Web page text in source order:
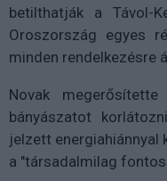
betilthatják a Távol-
Oroszország egyes
minden rendelkezésre
Novak
bányászatot
jelzett energiahiánnyal
a "társadalmilag